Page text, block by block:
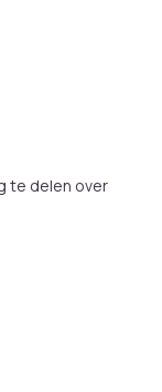
te delen over